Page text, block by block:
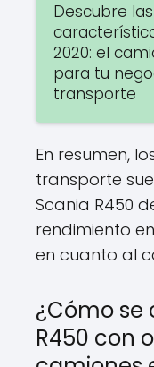
Descubre
2020: el
para tu
transporte
En resumen,
transporte
Scania R450
rendimiento
en cuanto al
¿Cómo se
R450 con